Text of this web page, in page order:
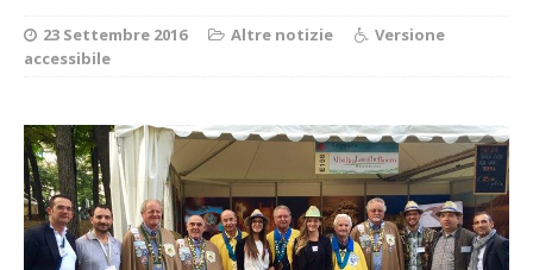
23 Settembre 2016 Altre notizie
Versione
accessibile